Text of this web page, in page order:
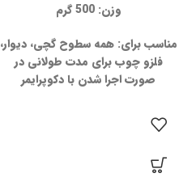
وزن: 500 گرم
مناسب برای: همه سطوح گچى، دیوار،
فلزو چوب براى مدت طولانى در
صورت اجرا شدن با دکوپرایمر